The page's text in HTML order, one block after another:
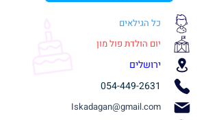
כל הגילאים
יום הולדת פול מון
ירושלים
054-449-2631
Iskadagan@gmail.com